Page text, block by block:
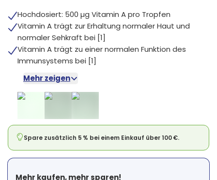
Hochdosiert: 500 µg Vitamin A pro Tropfen
Vitamin A trägt zur Erhaltung normaler Haut und
normaler Sehkraft bei [1]
Vitamin A trägt zu einer normalen Funktion des
Immunsystems bei [1]
Mehr zeigen
Spare zusätzlich 5 % bei einem Einkauf über 100 €.
Mehr kaufen, mehr sparen!